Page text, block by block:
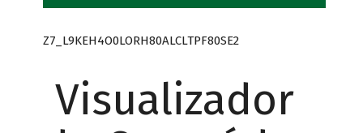
Z7_L9KEH4O0LORH80ALCLTPF80SE2
Visualizador